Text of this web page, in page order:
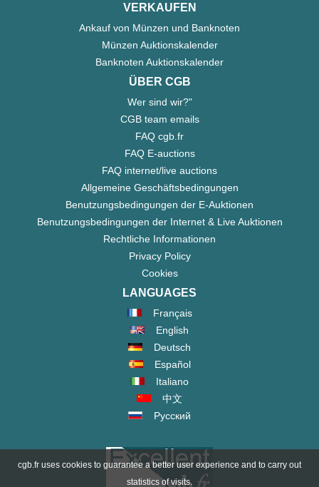
VERKAUFEN
Ankauf von Münzen und Banknoten
Münzen Auktionskalender
Banknoten Auktionskalender
ÜBER CGB
Wer sind wir?"
CGB team emails
FAQ cgb.fr
FAQ E-auctions
FAQ internet/live auctions
Allgemeine Geschäftsbedingungen
Benutzungsbedingungen der E-Auktionen
Benutzungsbedingungen der Internet & Live Auktionen
Rechtliche Informationen
Privacy Policy
Cookies
LANGUAGES
Français
English
Deutsch
Español
Italiano
中文
Русский
cgb.fr uses cookies to guarantee a better user experience and to carry out
statistics of visits.